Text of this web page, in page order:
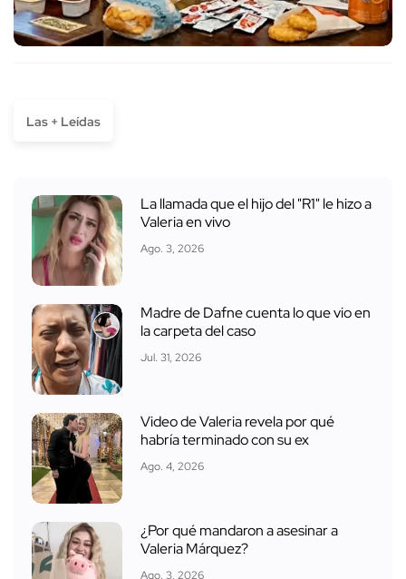
Las + Leídas
La llamada que el hijo del "R1" le hizo a
Valeria en vivo
Ago. 3, 2026
Madre de Dafne cuenta lo que vio en
la carpeta del caso
Jul. 31, 2026
Video de Valeria revela por qué
habría terminado con su ex
Ago. 4, 2026
¿Por qué mandaron a asesinar a
Valeria Márquez?
Ago. 3, 2026